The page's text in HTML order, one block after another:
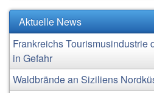
Aktuelle News
Frankreichs Tourismusindustrie
in Gefahr
Waldbrände an Siziliens